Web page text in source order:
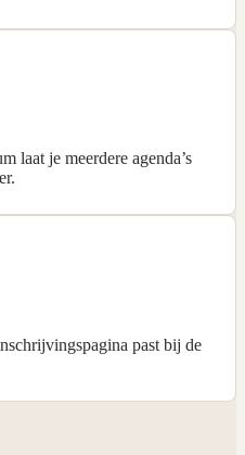
laat je meerdere agenda’s
past bij de